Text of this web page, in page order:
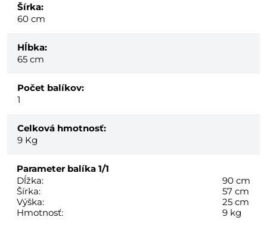
Šírka:
60 cm
Hĺbka:
65 cm
Počet balíkov:
1
Celková hmotnosť:
9 Kg
Parameter balíka 1/1
Dĺžka:
90 cm
Šírka:
57 cm
Výška:
25 cm
Hmotnosť:
9 kg